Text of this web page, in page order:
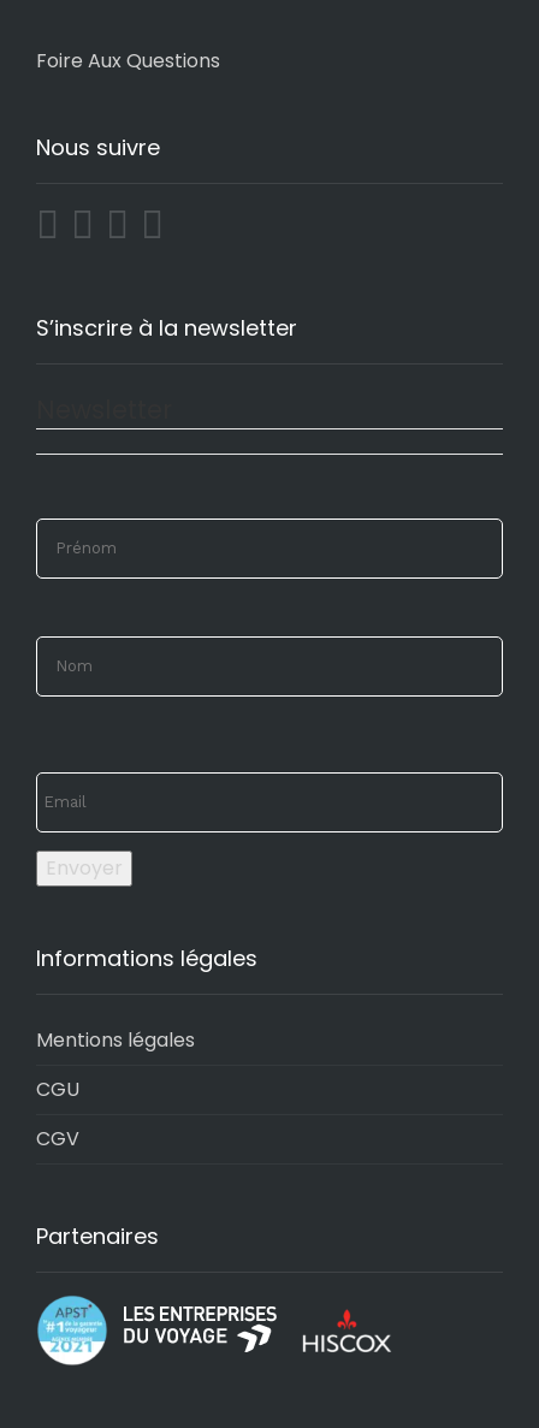
Foire Aux Questions
Nous suivre
S’inscrire à la newsletter
Envoyer
Informations légales
Mentions légales
CGU
CGV
Partenaires